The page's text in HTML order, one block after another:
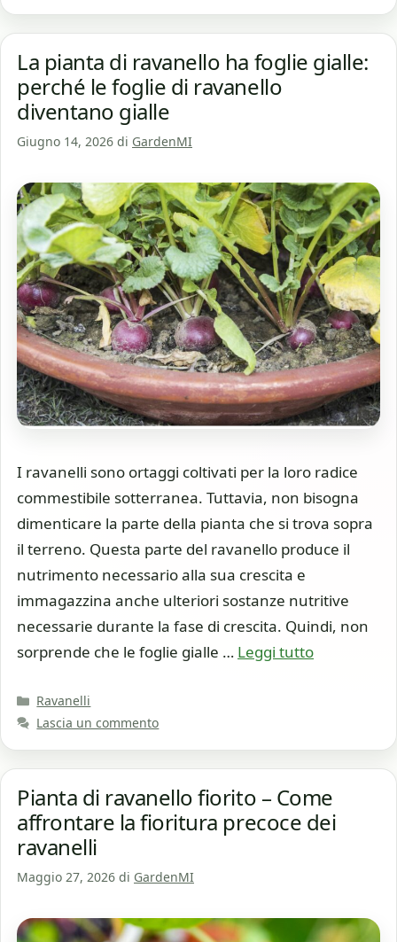
La pianta di ravanello ha foglie gialle:
perché le foglie di ravanello
diventano gialle
Giugno 14, 2026 di GardenMI
I ravanelli sono ortaggi coltivati per la loro radice
commestibile sotterranea. Tuttavia, non bisogna
dimenticare la parte della pianta che si trova sopra
il terreno. Questa parte del ravanello produce il
nutrimento necessario alla sua crescita e
immagazzina anche ulteriori sostanze nutritive
necessarie durante la fase di crescita. Quindi, non
sorprende che le foglie gialle … Leggi tutto
Categorie
Ravanelli
Lascia un commento
Pianta di ravanello fiorito – Come
affrontare la fioritura precoce dei
ravanelli
Maggio 27, 2026 di GardenMI